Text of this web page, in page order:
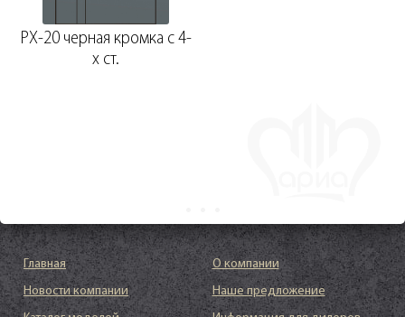
PX-20 черная кромка с 4-
х ст.
Главная
О компании
Новости компании
Наше предложение